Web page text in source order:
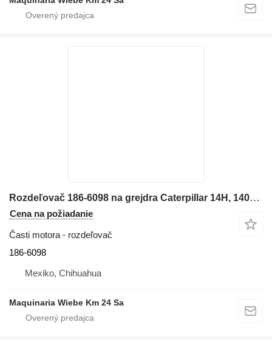
Rozdeľovač 186-6098 na grejdra Caterpillar 14H, 140H, 143H, 160H, 163H
Cena na požiadanie
Časti motora - rozdeľovač
186-6098
Mexiko, Chihuahua
Maquinaria Wiebe Km 24 Sa